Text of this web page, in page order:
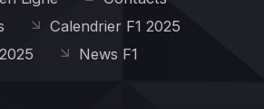
Calendrier F1 2025
News F1